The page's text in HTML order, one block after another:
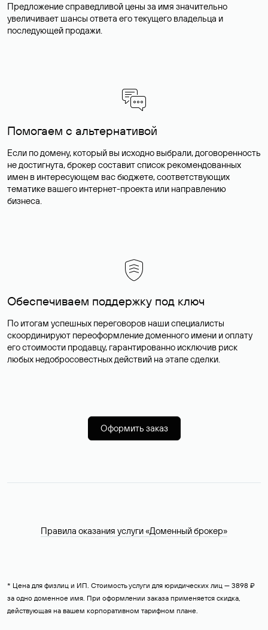
Предложение справедливой цены за имя значительно
увеличивает шансы ответа его текущего владельца и
последующей продажи.
Помогаем с альтернативой
Если по домену, который вы исходно выбрали, договоренность
не достигнута, брокер составит список рекомендованных
имен в интересующем вас бюджете, соответствующих
тематике вашего интернет-проекта или направлению
бизнеса.
Обеспечиваем поддержку под ключ
По итогам успешных переговоров наши специалисты
скоординируют переоформление доменного имени и оплату
его стоимости продавцу, гарантированно исключив риск
любых недобросовестных действий на этапе сделки.
Оформить заказ
Правила оказания услуги «Доменный брокер»
* Цена для физлиц и ИП. Стоимость услуги для юридических лиц — 3898 ₽
за одно доменное имя. При оформлении заказа применяется скидка,
действующая на вашем корпоративном тарифном плане.